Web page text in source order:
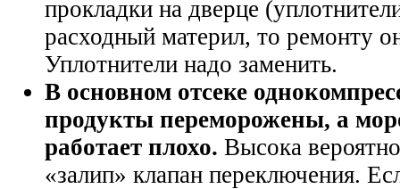
прокладки на дверце
расходный материл, то ремонту
Уплотнители надо заменить.
В основном отсеке
продукты переморожены, а
работает плохо. Высока
«залип» клапан переключения.